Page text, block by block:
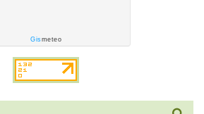
Gismeteo